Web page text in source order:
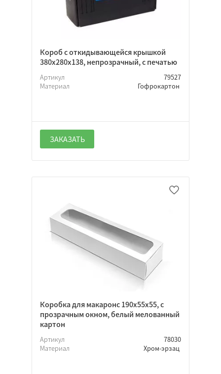
Короб с откидывающейся крышкой
380х280х138, непрозрачный, с печатью
Артикул
79527
Материал
Гофрокартон
ЗАКАЗАТЬ
Коробка для макаронс 190х55х55, с
прозрачным окном, белый мелованный
картон
Артикул
78030
Материал
Хром-эрзац